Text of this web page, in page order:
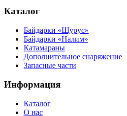
Каталог
Байдарки «Щурус»
Байдарки «Налим»
Катамараны
Дополнительное снаряжение
Запасные части
Информация
Каталог
О нас